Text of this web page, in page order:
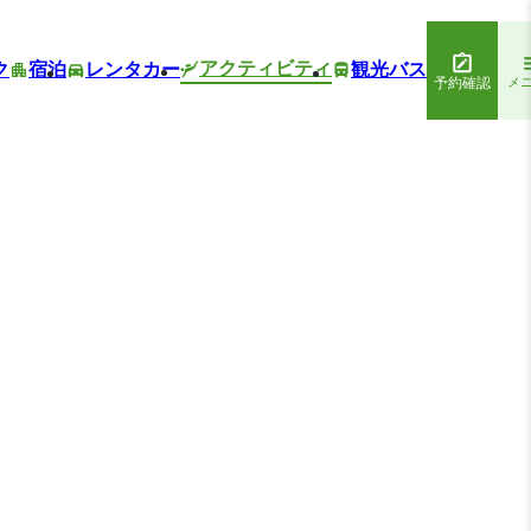
宿泊 レンタカー アクティビティ 観光バス
予約確認 メ